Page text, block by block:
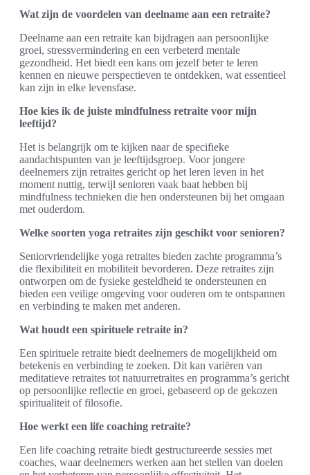
Wat zijn de voordelen van deelname aan een retraite?
Deelname aan een retraite kan bijdragen aan persoonlijke
groei, stressvermindering en een verbeterd mentale
gezondheid. Het biedt een kans om jezelf beter te leren
kennen en nieuwe perspectieven te ontdekken, wat essentieel
kan zijn in elke levensfase.
Hoe kies ik de juiste mindfulness retraite voor mijn
leeftijd?
Het is belangrijk om te kijken naar de specifieke
aandachtspunten van je leeftijdsgroep. Voor jongere
deelnemers zijn retraites gericht op het leren leven in het
moment nuttig, terwijl senioren vaak baat hebben bij
mindfulness technieken die hen ondersteunen bij het omgaan
met ouderdom.
Welke soorten yoga retraites zijn geschikt voor senioren?
Seniorvriendelijke yoga retraites bieden zachte programma’s
die flexibiliteit en mobiliteit bevorderen. Deze retraites zijn
ontworpen om de fysieke gesteldheid te ondersteunen en
bieden een veilige omgeving voor ouderen om te ontspannen
en verbinding te maken met anderen.
Wat houdt een spirituele retraite in?
Een spirituele retraite biedt deelnemers de mogelijkheid om
betekenis en verbinding te zoeken. Dit kan variëren van
meditatieve retraites tot natuurretraites en programma’s gericht
op persoonlijke reflectie en groei, gebaseerd op de gekozen
spiritualiteit of filosofie.
Hoe werkt een life coaching retraite?
Een life coaching retraite biedt gestructureerde sessies met
coaches, waar deelnemers werken aan het stellen van doelen